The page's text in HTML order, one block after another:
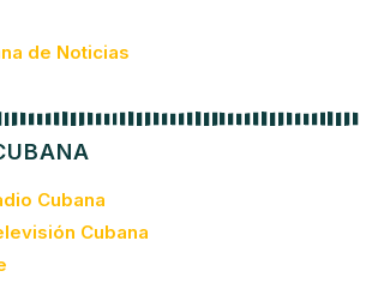
de Noticias
Cubana
Cubana